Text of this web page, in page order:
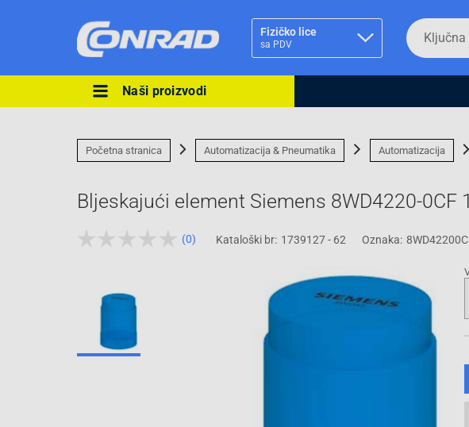
Fizičko lice
sa PDV
Ova postavka prilagođava asortiman proizvoda i
Pravno lice Fizičko lice
Da
biste
potražili
proizvod,
broj,
EAN
serijski
broj
Naši proizvodi
Početna stranica Automatizacija & Pneumatika Automatizacija
Bljeskajući element Siemens 8WD4220-0CF
(0) Kataloški br: 1739127 - 62 Oznaka: